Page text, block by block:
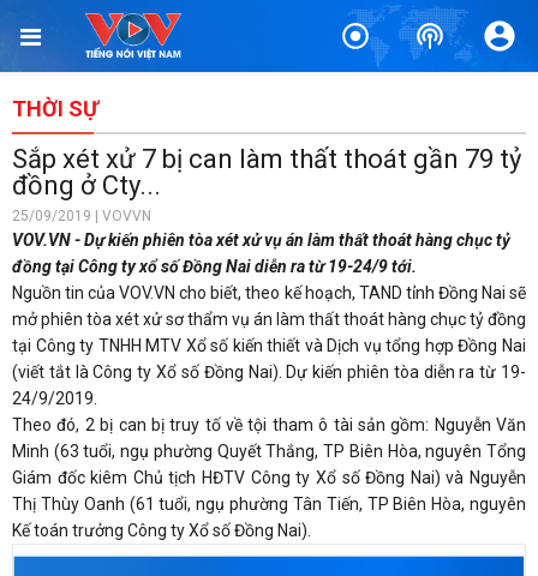
THỜI SỰ
Sắp xét xử 7 bị can làm thất thoát gần 79 tỷ
đồng ở Cty...
25/09/2019 | VOVVN
VOV.VN - Dự kiến phiên tòa xét xử vụ án làm thất thoát hàng chục tỷ
đồng tại Công ty xổ số Đồng Nai diễn ra từ 19-24/9 tới.
Nguồn tin của VOV.VN cho biết, theo kế hoạch, TAND tỉnh Đồng Nai sẽ
mở phiên tòa xét xử sơ thẩm vụ án làm thất thoát hàng chục tỷ đồng
tại Công ty TNHH MTV Xổ số kiến thiết và Dịch vụ tổng hợp Đồng Nai
(viết tắt là Công ty Xổ số Đồng Nai). Dự kiến phiên tòa diễn ra từ 19-
24/9/2019.
Theo đó, 2 bị can bị truy tố về tội tham ô tài sản gồm: Nguyễn Văn
Minh (63 tuổi, ngụ phường Quyết Thắng, TP Biên Hòa, nguyên Tổng
Giám đốc kiêm Chủ tịch HĐTV Công ty Xổ số Đồng Nai) và Nguyễn
Thị Thùy Oanh (61 tuổi, ngụ phường Tân Tiến, TP Biên Hòa, nguyên
Kế toán trưởng Công ty Xổ số Đồng Nai).